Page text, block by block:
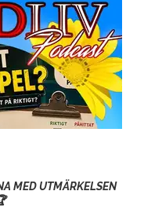
MED UTMÄRKELSEN